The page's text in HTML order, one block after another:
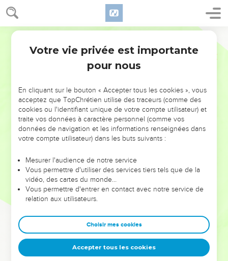
NE MANQUEZ PAS L’ÉVÉNEMENT
DE L’ANNÉE !
ET SI LEURS ERREURS POUVAIENT VOUS ÉVITER LES
VOTRES ?
leur foi ou leur vision. Mais on voit moins les doutes, les erreurs
et les saisons difficiles qu'ils ont traversés, alors même que ce
sont elles qui les ont façonnés.
Dans cette conférence, leaders, entrepreneurs, et responsables
clés pour avancer avec plus de sagesse afin que leurs erreurs
deviennent vos tremplins. Que vous guidiez un ministère, une
équipe, un groupe ou une famille, leur expérience est faite
pour vous.
Votre vie privée est importante
pour nous
En cliquant sur le bouton « Accepter tous les cookies », vous
acceptez que TopChrétien utilise des traceurs (comme des
cookies ou l'identifiant unique de votre compte utilisateur) et
traite vos données à caractère personnel (comme vos
données de navigation et les informations renseignées dans
votre compte utilisateur) dans les buts suivants :
Mesurer l'audience de notre service
Vous permettre d'utiliser des services tiers tels que de la
vidéo, des cartes du monde…
Vous permettre d'entrer en contact avec notre service de
relation aux utilisateurs.
Choisir mes cookies
Accepter tous les cookies